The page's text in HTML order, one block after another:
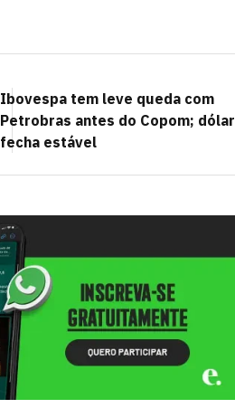
Ibovespa tem leve queda com
Petrobras antes do Copom; dólar
fecha estável